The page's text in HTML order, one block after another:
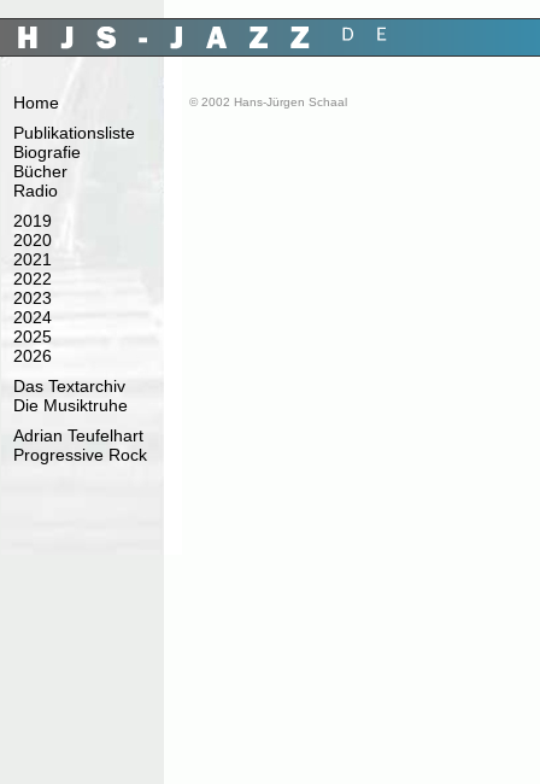
Home
Publikationsliste
Biografie
Bücher
Radio
2019
2020
2021
2022
2023
2024
2025
2026
Das Textarchiv
Die Musiktruhe
Adrian Teufelhart
Progressive Rock
© 2002 Hans-Jürgen Schaal